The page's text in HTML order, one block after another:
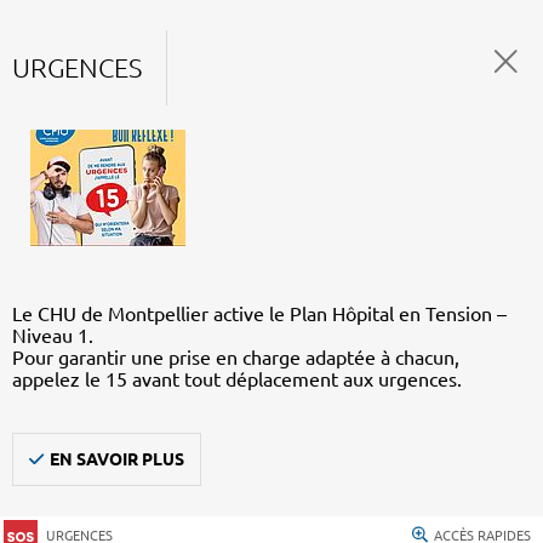
URGENCES
Le CHU de Montpellier active le Plan Hôpital en Tension –
Niveau 1.
Pour garantir une prise en charge adaptée à chacun,
appelez le 15 avant tout déplacement aux urgences.
EN SAVOIR PLUS
URGENCES ACCÈS RAPIDES